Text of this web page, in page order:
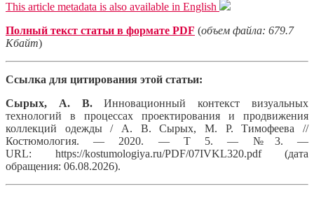
This article metadata is also available in English
Полный текст статьи в формате PDF (объем файла: 679.7
Кбайт)
Ссылка для цитирования этой статьи:
Сырых, А. В.Инновационный контекст визуальных
технологий в процессах проектирования и продвижения
коллекций одежды / А. В. Сырых, М. Р. Тимофеева //
Костюмология. — 2020. — Т 5. — №3. —
URL: https://kostumologiya.ru/PDF/07IVKL320.pdf (дата
обращения: 06.08.2026).